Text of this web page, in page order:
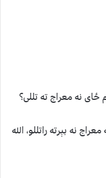
نه بېرته راتللو، الله